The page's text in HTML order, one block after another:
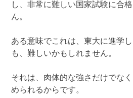
し、非常に難しい国家試験に合
ん。
ある意味でこれは、東大に進学
も、難しいかもしれません。
それは、肉体的な強さだけでな
められるからです。